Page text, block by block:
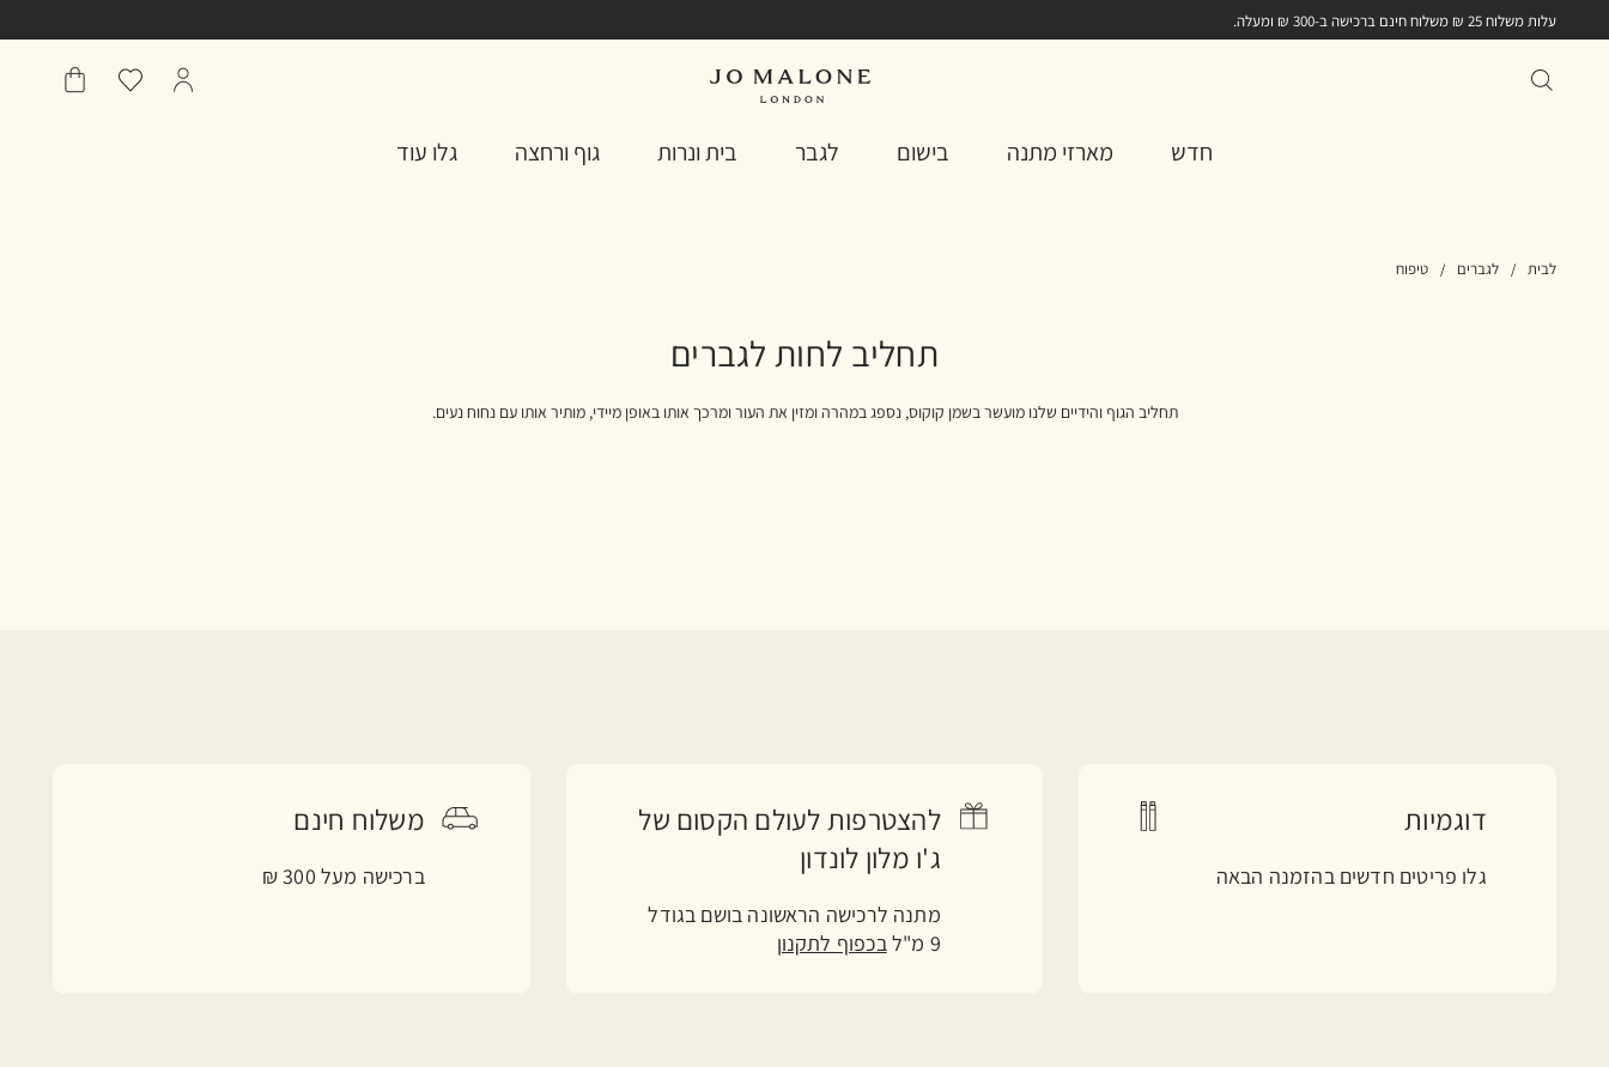
עלות משלוח 25 ₪ משלוח חינם ברכישה ב-300 ₪ ומעלה.
חדש מארזי מתנה בישום לגבר בית ונרות גוף ורחצה גלו עוד
הפרופיל
מועדפים
שֶׁלִי
לבית לגברים טיפוח
תחליב לחות לגברים
תחליב הגוף והידיים שלנו מועשר בשמן קוקוס, נספג במהרה ומזין את העור ומרכך אותו באופן מיידי, מותיר אותו עם נחוח נעים.
דוגמיות
גלו פריטים חדשים בהזמנה הבאה
להצטרפות לעולם הקסום של
ג'ו מלון לונדון
מתנה לרכישה הראשונה בושם בגודל
9 מ"ל
בכפוף לתקנון
משלוח חינם
ברכישה מעל 300 ₪